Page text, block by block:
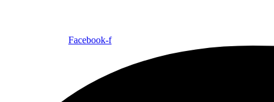
Facebook-f